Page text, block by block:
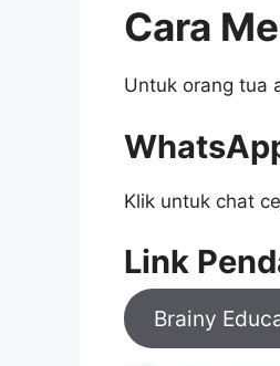
Cara
Untuk orang tua
Klik untuk chat
Link
Brainy